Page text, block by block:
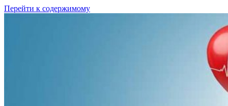
Перейти к содержимому